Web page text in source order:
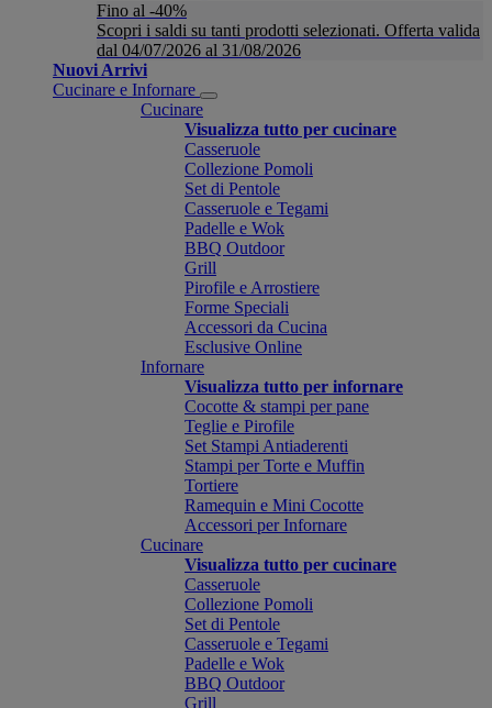
Fino al -40%
Scopri i saldi su tanti prodotti selezionati. Offerta valida
dal 04/07/2026 al 31/08/2026
Nuovi Arrivi
Cucinare e Infornare
Cucinare
Visualizza tutto per cucinare
Casseruole
Collezione Pomoli
Set di Pentole
Casseruole e Tegami
Padelle e Wok
BBQ Outdoor
Grill
Pirofile e Arrostiere
Forme Speciali
Accessori da Cucina
Esclusive Online
Infornare
Visualizza tutto per infornare
Cocotte & stampi per pane
Teglie e Pirofile
Set Stampi Antiaderenti
Stampi per Torte e Muffin
Tortiere
Ramequin e Mini Cocotte
Accessori per Infornare
Cucinare
Visualizza tutto per cucinare
Casseruole
Collezione Pomoli
Set di Pentole
Casseruole e Tegami
Padelle e Wok
BBQ Outdoor
Grill